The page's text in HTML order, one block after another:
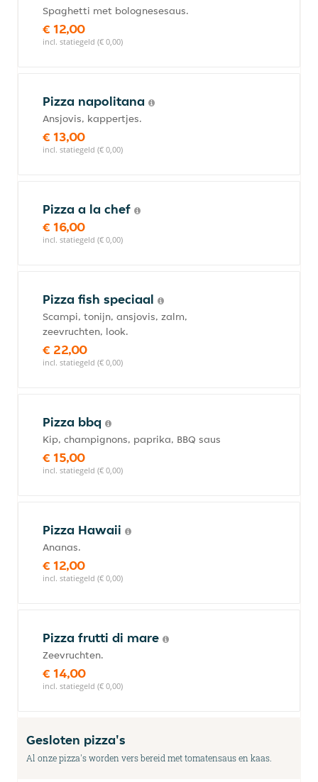
Spaghetti met bolognesesaus.
€ 12,00
incl. statiegeld (€ 0,00)
Pizza napolitana
Ansjovis, kappertjes.
€ 13,00
incl. statiegeld (€ 0,00)
Pizza a la chef
€ 16,00
incl. statiegeld (€ 0,00)
Pizza fish speciaal
Scampi, tonijn, ansjovis, zalm,
zeevruchten, look.
€ 22,00
incl. statiegeld (€ 0,00)
Pizza bbq
Kip, champignons, paprika, BBQ saus
€ 15,00
incl. statiegeld (€ 0,00)
Pizza Hawaii
Ananas.
€ 12,00
incl. statiegeld (€ 0,00)
Pizza frutti di mare
Zeevruchten.
€ 14,00
incl. statiegeld (€ 0,00)
Gesloten pizza's
Al onze pizza's worden vers bereid met tomatensaus en kaas.